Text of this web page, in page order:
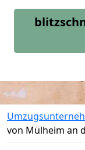
von Mülheim an